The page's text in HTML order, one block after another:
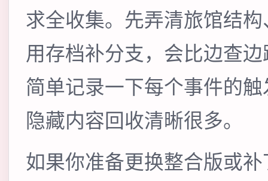
求全收集。先弄清旅馆结
用存档补分支，会比边查
简单记录一下每个事件的
隐藏内容回收清晰很多。
如果你准备更换整合版或